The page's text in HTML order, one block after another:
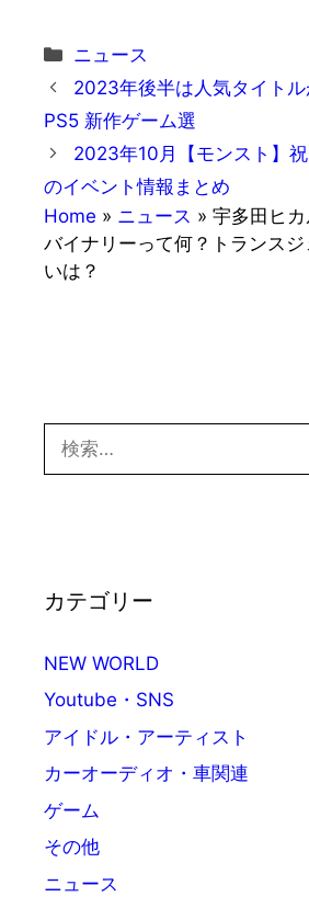
カ
テ
ゴ
リ
ー
ニュース
2023年後半は人気タイトル
PS5 新作ゲーム選
2023年10月【モンスト】
のイベント情報まとめ
Home » ニュース » 宇多田ヒ
バイナリーって何？トランス
いは？
索:
カテゴリー
NEW WORLD
Youtube・SNS
アイドル・アーティスト
カーオーディオ・車関連
ゲーム
その他
ニュース